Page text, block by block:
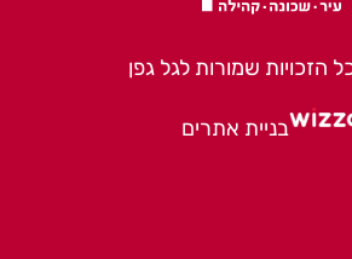
בניית אתרים